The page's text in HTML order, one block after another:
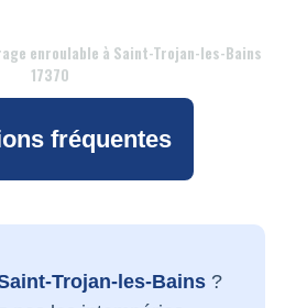
enroulable à Saint-Trojan-les-Bains
17370
fréquentes
Trojan-les-Bains?